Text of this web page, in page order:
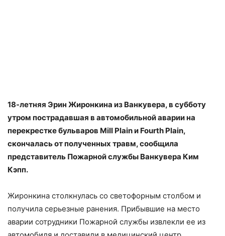
18-летняя Эрин Жиронкина из Ванкувера, в субботу
утром пострадавшая в автомобильной аварии на
перекрестке бульваров Mill Plain и Fourth Plain,
скончалась от полученных травм, сообщила
представитель Пожарной службы Ванкувера Ким
Кэпп.
Жиронкина столкнулась со светофорным столбом и
получила серьезные ранения. Прибывшие на место
аварии сотрудники Пожарной службы извлекли ее из